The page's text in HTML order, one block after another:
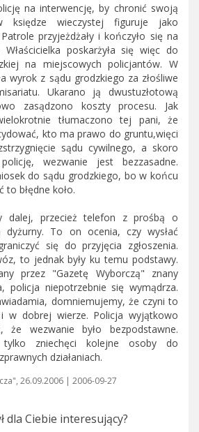
na interwencję, by chronić swoją
księdze wieczystej figuruje jako
przyjeżdżały i kończyło się na
poskarżyła się więc do
na miejscowych policjantów. W
wyrok z sądu grodzkiego za złośliwe
Ukarano ją dwustuzłotową
zasądzono koszty procesu. Jak
tłumaczono tej pani, że
kto ma prawo do gruntu,więci
sądu cywilnego, a skoro
wezwanie jest bezzasadne.
do sądu grodzkiego, bo w końcu
to błędne koło.
dalej, przecież telefon z prośbą o
dyżurny. To on ocenia, czy wysłać
się do przyjęcia zgłoszenia.
to jednak były ku temu podstawy.
przez "Gazetę Wyborczą" znany
policja niepotrzebnie się wymądrza.
domniemujemy, że czyni to
w dobrej wierze. Policja wyjątkowo
że wezwanie było bezpodstawne.
tylko zniechęci kolejne osoby do
działaniach.
26.09.2006 | 2006-09-27
dla Ciebie interesujący?